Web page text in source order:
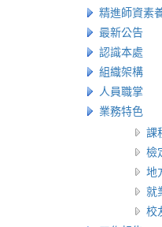
精進師資素
最新公告
認識本處
組織架構
人員職掌
業務特色
課
檢
地
就
校